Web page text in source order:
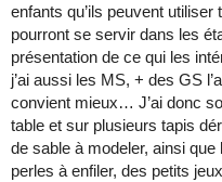
enfants qu’ils peuvent utiliser
pourront se servir dans les
présentation de ce qui les
j’ai aussi les MS, + des GS
convient mieux… J’ai donc
table et sur plusieurs tapis
de sable à modeler, ainsi
perles à enfiler, des petits